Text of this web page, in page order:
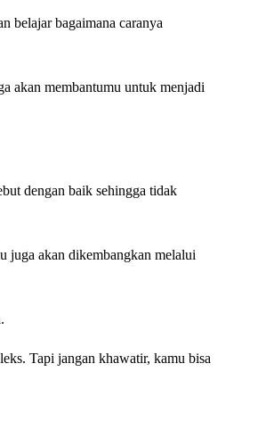
belajar bagaimana caranya
akan membantumu untuk menjadi
dengan baik sehingga tidak
juga akan dikembangkan melalui
Tapi jangan khawatir, kamu bisa